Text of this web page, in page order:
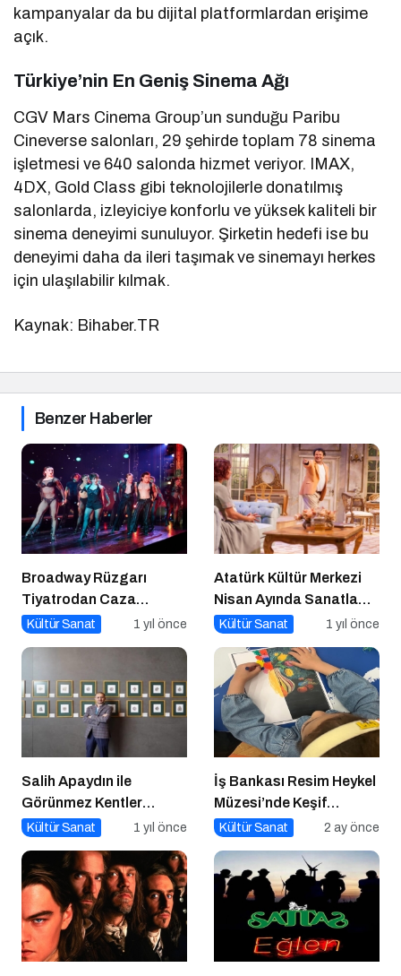
kampanyalar da bu dijital platformlardan erişime
açık.
Türkiye’nin En Geniş Sinema Ağı
CGV Mars Cinema Group’un sunduğu Paribu
Cineverse salonları, 29 şehirde toplam 78 sinema
işletmesi ve 640 salonda hizmet veriyor. IMAX,
4DX, Gold Class gibi teknolojilerle donatılmış
salonlarda, izleyiciye konforlu ve yüksek kaliteli bir
sinema deneyimi sunuluyor. Şirketin hedefi ise bu
deneyimi daha da ileri taşımak ve sinemayı herkes
için ulaşılabilir kılmak.
Kaynak: Bihaber.TR
Benzer Haberler
Broadway Rüzgarı
Tiyatrodan Caza
Dopdolu Bir Program
Kültür Sanat 1 yıl önce
Atatürk Kültür Merkezi
Nisan Ayında Sanatla
Dolup Taşıyor
Kültür Sanat 1 yıl önce
Salih Apaydın ile
Görünmez Kentler
Ekslibris Sergisi
Kültür Sanat 1 yıl önce
İş Bankası Resim Heykel
Müzesi’nde Keşif
Başlıyor!
Kültür Sanat 2 ay önce